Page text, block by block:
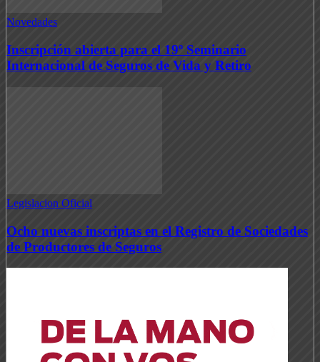
Novedades
Inscripción abierta para el 19º Seminario
Internacional de Seguros de Vida y Retiro
Legislacion Oficial
Ocho nuevas inscriptas en el Registro de Sociedades
de Productores de Seguros